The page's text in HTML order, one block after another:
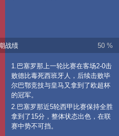
战绩 50 %
1.巴塞罗那上一轮比赛在客场2-0击
败德比毒死西班牙人，后续击败毕
尔巴鄂竞技与皇马又拿到了欧超杯
的冠军。
2.巴塞罗那近5轮西甲比赛保持全胜
拿到了15分，整体状态出色，在联
赛中势不可挡。